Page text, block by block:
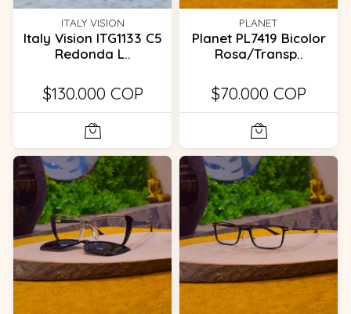
ITALY VISION
Italy Vision ITG1133 C5
Redonda L..
$130.000 COP
PLANET
Planet PL7419 Bicolor
Rosa/Transp..
$70.000 COP